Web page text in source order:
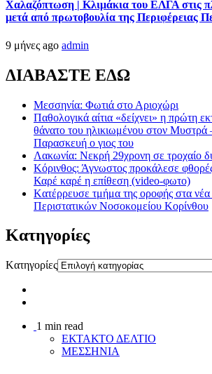
Χαλαζόπτωση | Κλιμάκια του ΕΛΓΑ στις
μετά από πρωτοβουλία της Περιφέρειας
9 μήνες ago admin
ΔΙΑΒΑΣΤΕ ΕΔΩ
Μεσσηνία: Φωτιά στο Αριοχώρι
Παθολογικά αίτια «δείχνει» η πρώτη
θάνατο του ηλικιωμένου στον Μυστρά
Παρασκευή ο γιος του
Λακωνία: Νεκρή 29χρονη σε τροχαίο
Κόρινθος: Άγνωστος προκάλεσε
Καρέ καρέ η επίθεση (video-φωτο)
Kατέρρευσε τμήμα της οροφής στα
Περιστατικών Νοσοκομείου Κορίνθου
Kατηγορίες
Kατηγορίες
1 min read
ΕΚΤΑΚΤΟ ΔΕΛΤΙΟ
ΜΕΣΣΗΝΙΑ